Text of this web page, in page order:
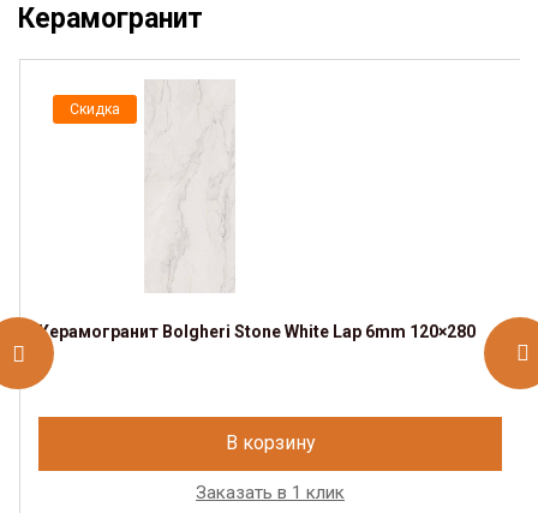
Керамогранит
Скидка
Керамогранит Bolgheri Stone White Lap 6mm 120×280
В корзину
Заказать в 1 клик